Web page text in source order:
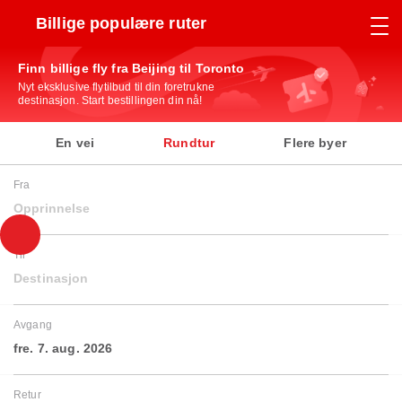
Billige populære ruter
Finn billige fly fra Beijing til Toronto
Nyt eksklusive flytilbud til din foretrukne
destinasjon. Start bestillingen din nå!
En vei Rundtur Flere byer
Fra
Opprinnelse
Til
Destinasjon
Avgang
fre. 7. aug. 2026
Retur